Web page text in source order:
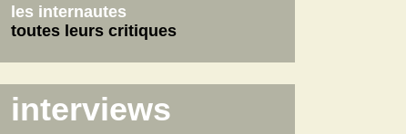
les autres critiques des internautes
Scarlett
La fabrique des pervers
les internautes
toutes leurs critiques
interviews